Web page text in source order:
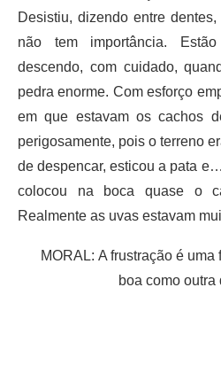
Desistiu, dizendo entre
não tem importância.
descendo, com cuidado,
pedra enorme. Com esforço
em que estavam os cachos
perigosamente, pois o terreno
de despencar, esticou a pata
colocou na boca quase o
Realmente as uvas estavam
MORAL: A frustração é uma
boa como outra